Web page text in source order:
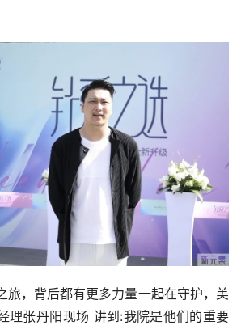
旅，背后都有更多力量一起在守护，美
理张丹阳现场 讲到:我院是他们的重要